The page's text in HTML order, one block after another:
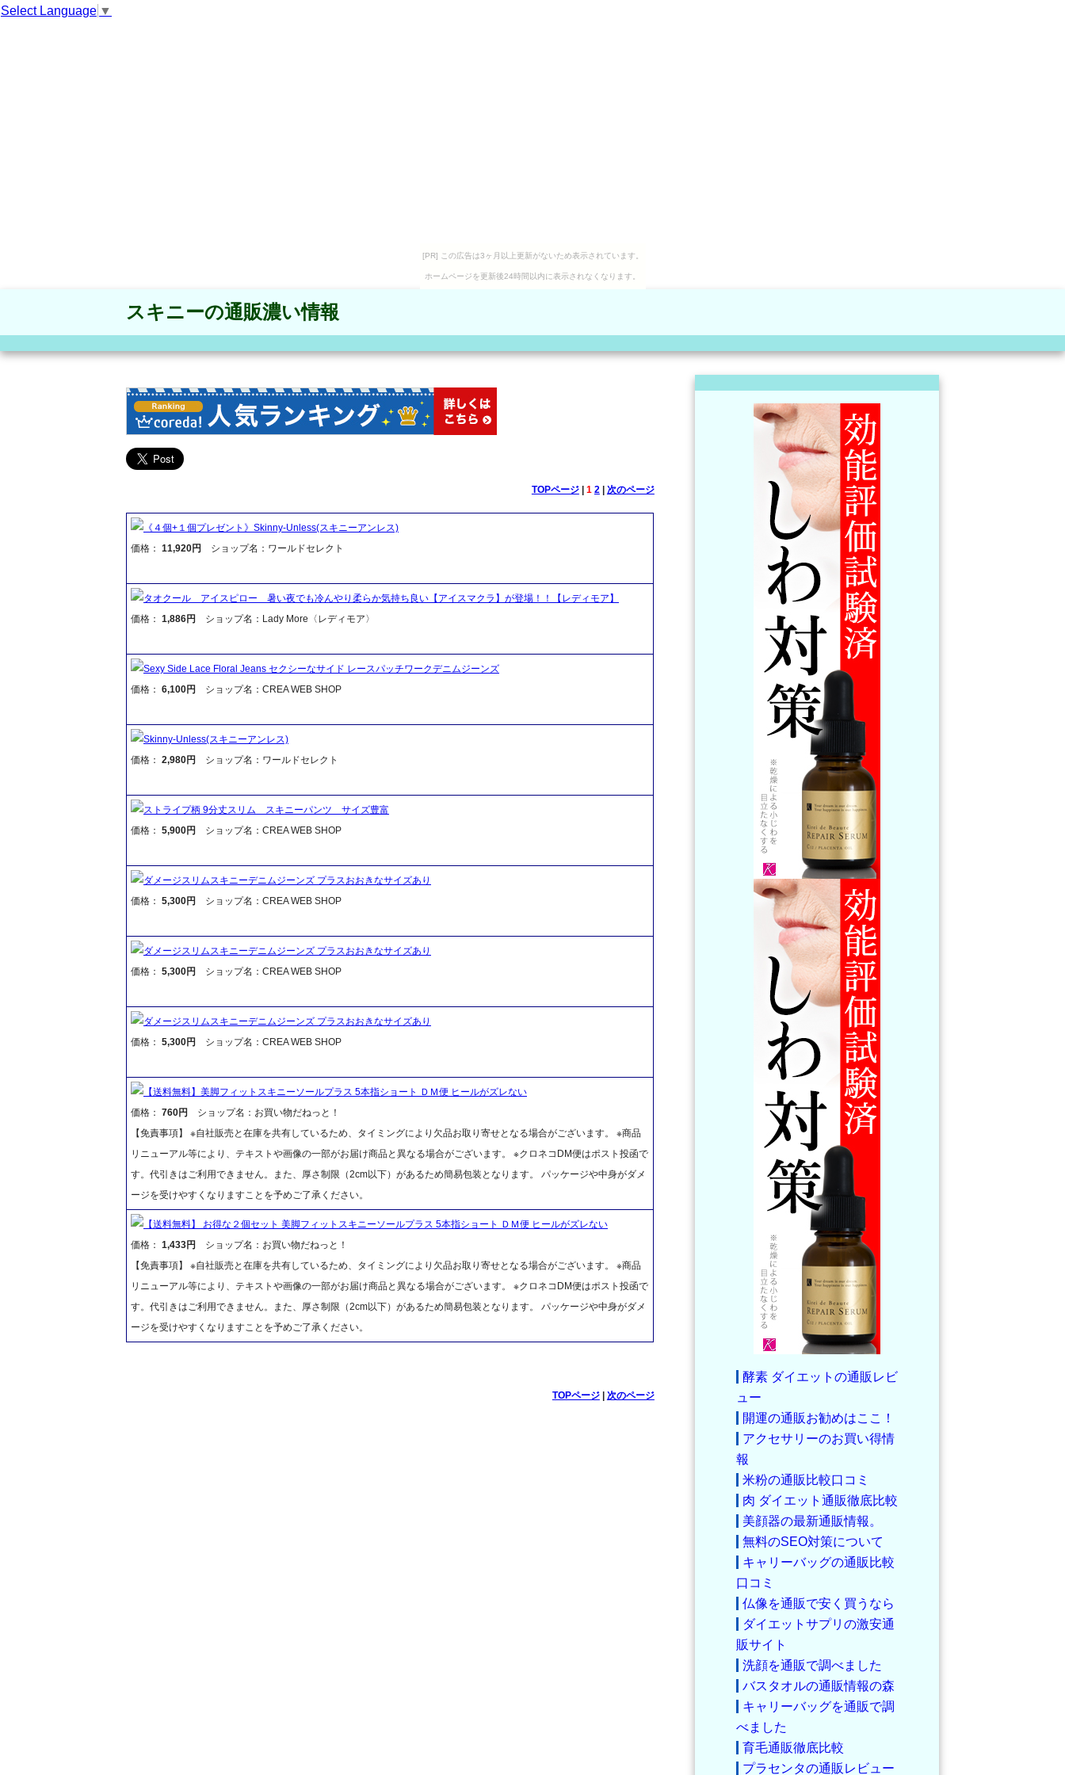
Select Language ▼
[PR] この広告は3ヶ月以上更新がないため表示されています。
ホームページを更新後24時間以内に表示されなくなります。
スキニーの通販濃い情報
TOPページ| 1 2| 次のページ
《４個+１個プレゼント》Skinny-Unless(スキニーアンレス)
価格： 11,920円 ショップ名：ワールドセレクト
タオクール アイスピロー 暑い夜でも冷んやり柔らか気持ち良い【アイスマクラ】が登場！！【レディモア】
価格： 1,886円 ショップ名：Lady More〈レディモア〉
Sexy Side Lace Floral Jeans セクシーなサイド レースパッチワークデニムジーンズ
価格： 6,100円 ショップ名：CREA WEB SHOP
Skinny-Unless(スキニーアンレス)
価格： 2,980円 ショップ名：ワールドセレクト
ストライプ柄 9分丈スリム スキニーパンツ サイズ豊富
価格： 5,900円 ショップ名：CREA WEB SHOP
ダメージスリムスキニーデニムジーンズ プラスおおきなサイズあり
価格： 5,300円 ショップ名：CREA WEB SHOP
ダメージスリムスキニーデニムジーンズ プラスおおきなサイズあり
価格： 5,300円 ショップ名：CREA WEB SHOP
ダメージスリムスキニーデニムジーンズ プラスおおきなサイズあり
価格： 5,300円 ショップ名：CREA WEB SHOP
【送料無料】美脚フィットスキニーソールプラス 5本指ショート ＤＭ便 ヒールがズレない
価格： 760円
ショップ名：お買い物だねっと！
【免責事項】 ※自社販売と在庫を共有しているため、タイミングにより欠品お取り寄せとなる場合がございます。 ※商品
リニューアル等により、テキストや画像の一部がお届け商品と異なる場合がございます。 ※クロネコDM便はポスト投函で
す。代引きはご利用できません。また、厚さ制限（2cm以下）があるため簡易包装となります。 パッケージや中身がダメ
ージを受けやすくなりますことを予めご了承ください。
【送料無料】 お得な２個セット 美脚フィットスキニーソールプラス 5本指ショート ＤＭ便 ヒールがズレない
価格： 1,433円
ショップ名：お買い物だねっと！
【免責事項】 ※自社販売と在庫を共有しているため、タイミングにより欠品お取り寄せとなる場合がございます。 ※商品
リニューアル等により、テキストや画像の一部がお届け商品と異なる場合がございます。 ※クロネコDM便はポスト投函で
す。代引きはご利用できません。また、厚さ制限（2cm以下）があるため簡易包装となります。 パッケージや中身がダメ
ージを受けやすくなりますことを予めご了承ください。
TOPページ| 次のページ
酵素 ダイエットの通販レビ
ュー
開運の通販お勧めはここ！
アクセサリーのお買い得情
報
米粉の通販比較口コミ
肉 ダイエット通販徹底比較
美顔器の最新通販情報。
無料のSEO対策について
キャリーバッグの通販比較
口コミ
仏像を通販で安く買うなら
ダイエットサプリの激安通
販サイト
洗顔を通販で調べました
バスタオルの通販情報の森
キャリーバッグを通販で調
べました
育毛通販徹底比較
プラセンタの通販レビュー